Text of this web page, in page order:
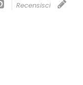
Recensisci